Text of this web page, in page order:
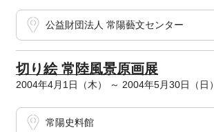
公益財団法人 常陽藝文センター
切り絵 常陸風景原画展
2004年4月1日（木） ～ 2004年5月30日（日）
常陽史料館